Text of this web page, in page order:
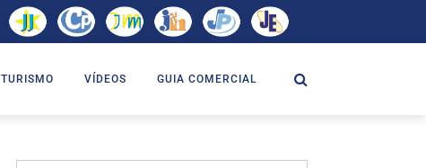
TURISMO VÍDEOS GUIA COMERCIAL